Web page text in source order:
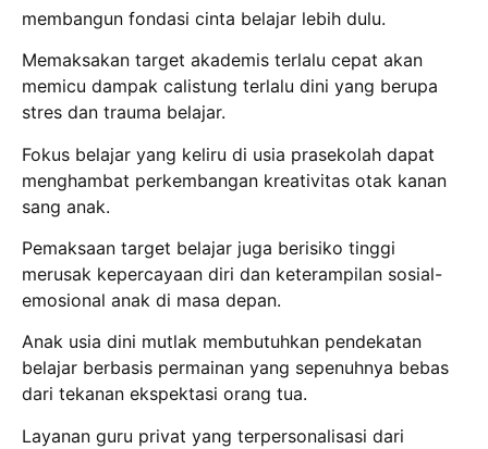
membangun fondasi cinta belajar lebih dulu.
Memaksakan target akademis terlalu cepat akan
memicu dampak calistung terlalu dini yang berupa
stres dan trauma belajar.
Fokus belajar yang keliru di usia prasekolah dapat
menghambat perkembangan kreativitas otak kanan
sang anak.
Pemaksaan target belajar juga berisiko tinggi
merusak kepercayaan diri dan keterampilan sosial-
emosional anak di masa depan.
Anak usia dini mutlak membutuhkan pendekatan
belajar berbasis permainan yang sepenuhnya bebas
dari tekanan ekspektasi orang tua.
Layanan guru privat yang terpersonalisasi dari